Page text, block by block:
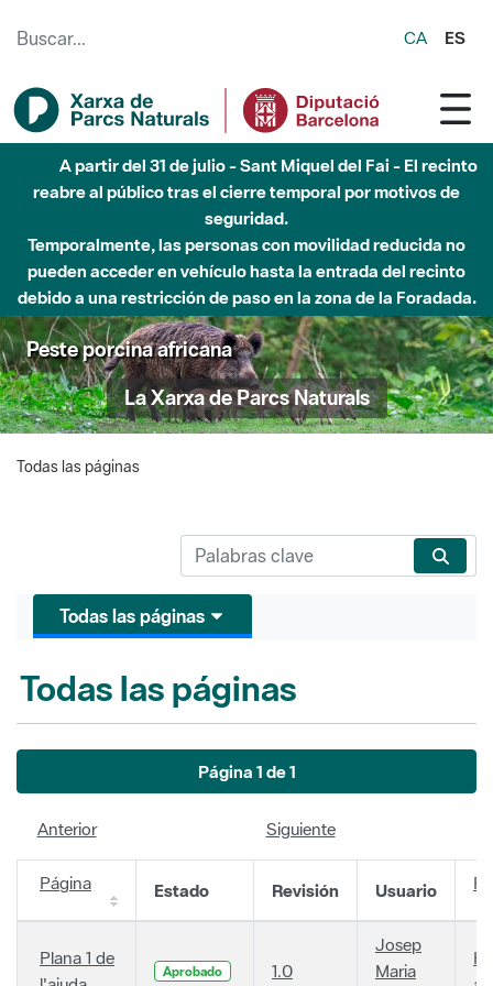
CA ES
A partir del 31 de julio - Sant Miquel del Fai - El recinto
reabre al público tras el cierre temporal por motivos de
seguridad.
Temporalmente, las personas con movilidad reducida no
pueden acceder en vehículo hasta la entrada del recinto
debido a una restricción de paso en la zona de la Foradada.
Peste porcina africana
La Xarxa de Parcs Naturals
Todas las páginas
Todas las páginas
Todas las páginas
Página 1 de 1
Anterior Siguiente
Página Estado Revisión Usuario
Plana 1 de
Aprobado 1.0
Josep
Maria